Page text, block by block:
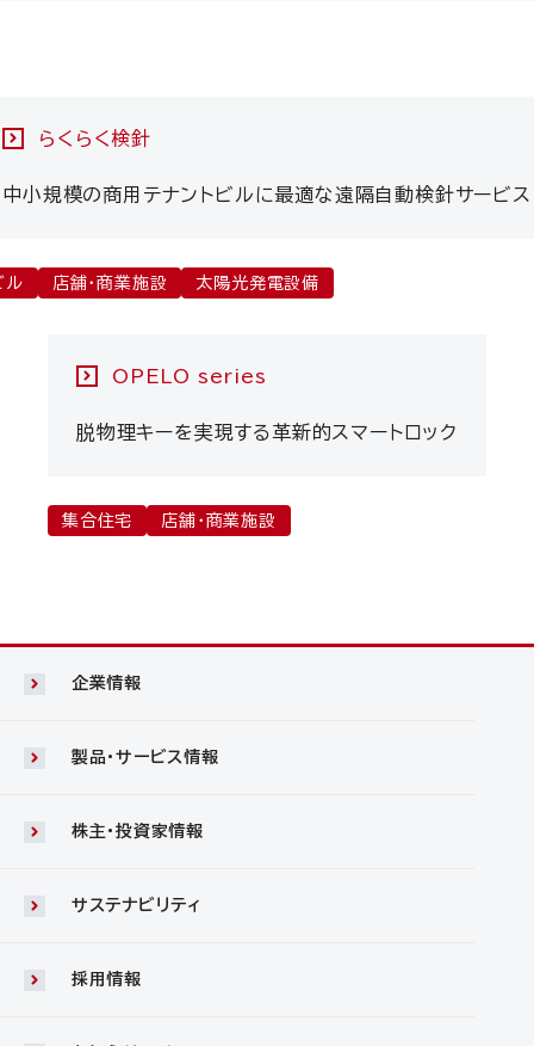
らくらく検針
中小規模の商用テナントビルに最適な遠隔自動検針サービス
ル 店舗・商業施設 太陽光発電設備
OPELO series
脱物理キーを実現する革新的スマートロック
集合住宅 店舗・商業施設
企業情報
製品・サービス情報
株主・投資家情報
サステナビリティ
採用情報